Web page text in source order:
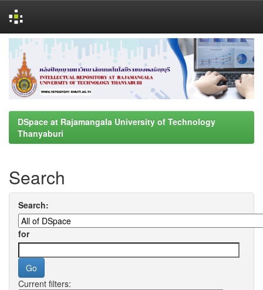
navigation
DSpace at Rajamangala University of Technology
Thanyaburi
Search
Search:
for
Current filters: